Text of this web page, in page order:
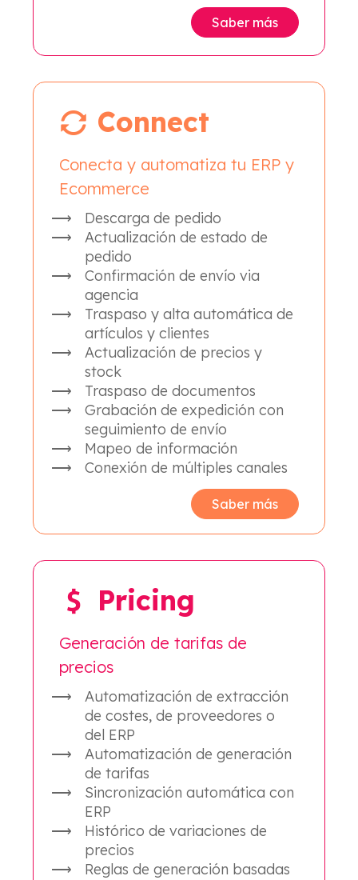
Saber más
Connect
Conecta y automatiza tu ERP y
Ecommerce
Descarga de pedido
Actualización de estado de
pedido
Confirmación de envío via
agencia
Traspaso y alta automática de
artículos y clientes
Actualización de precios y
stock
Traspaso de documentos
Grabación de expedición con
seguimiento de envío
Mapeo de información
Conexión de múltiples canales
Saber más
Pricing
Generación de tarifas de
precios
Automatización de extracción
de costes, de proveedores o
del ERP
Automatización de generación
de tarifas
Sincronización automática con
ERP
Histórico de variaciones de
precios
Reglas de generación basadas